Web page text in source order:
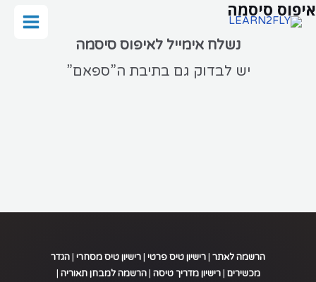
דילוג
לתוכן
Main
איפוס סיסמה
נשלח אימייל לאיפוס סיסמה
יש לבדוק גם בתיבת ה”ספאם”
הרשמה לאתר | רישיון טיס פרטי | רישיון טיס מסחרי | הגדר
מכשירים |רישיון מדריך טיסה |הרשמה למבחן תאוריה |